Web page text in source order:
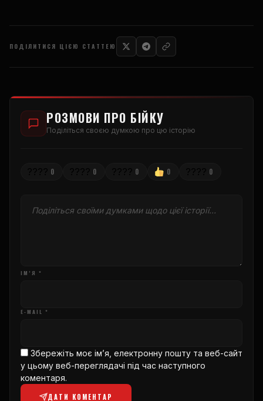
ПОДІЛИТИСЯ ЦІЄЮ СТАТТЕЮ
РОЗМОВИ ПРО БІЙКУ
Поділіться своєю думкою про цю історію
0 0 0 0 0
ІМ’Я *
E-MAIL *
Збережіть моє ім’я, електронну пошту та веб-сайт
у цьому веб-переглядачі під час наступного
коментаря.
ДАТИ КОМЕНТАР